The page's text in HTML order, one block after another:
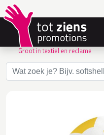
Groot in textiel en reclame